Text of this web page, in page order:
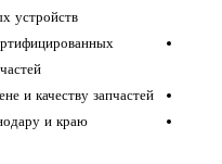
устройств.
и качеству запчастей.
и краю.